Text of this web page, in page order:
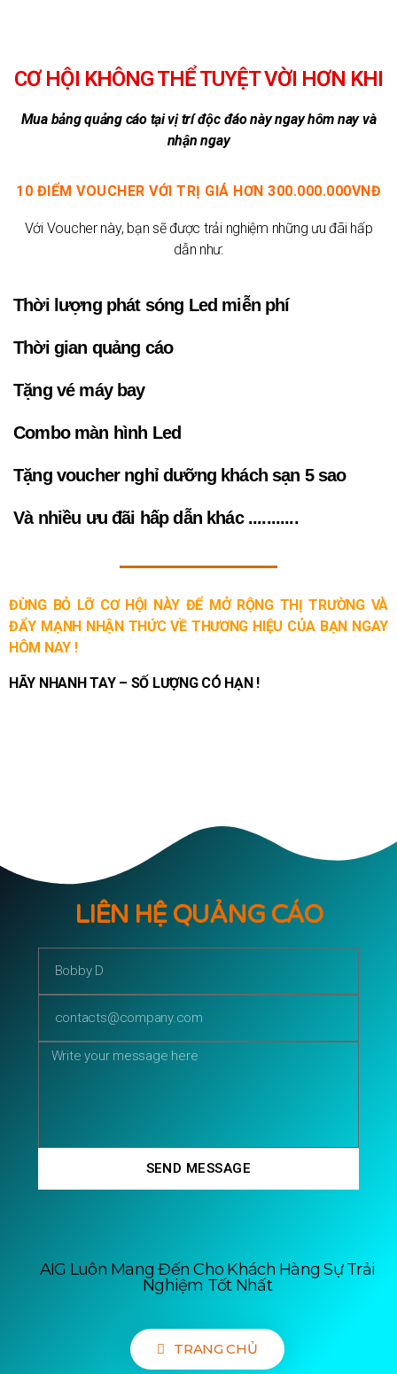
CƠ HỘI KHÔNG THỂ TUYỆT VỜI HƠN KHI
Mua bảng quảng cáo tại vị trí độc đáo này ngay hôm nay và
nhận ngay
10 ĐIỂM VOUCHER VỚI TRỊ GIÁ HƠN 300.000.000VNĐ
Với Voucher này, bạn sẽ được trải nghiệm những ưu đãi hấp
dẫn như:
Thời lượng phát sóng Led miễn phí
Thời gian quảng cáo
Tặng vé máy bay
Combo màn hình Led
Tặng voucher nghỉ dưỡng khách sạn 5 sao
Và nhiều ưu đãi hấp dẫn khác ...........
ĐỪNG BỎ LỠ CƠ HỘI NÀY ĐỂ MỞ RỘNG THỊ TRƯỜNG VÀ
ĐẨY MẠNH NHẬN THỨC VỀ THƯƠNG HIỆU CỦA BẠN NGAY
HÔM NAY !
HÃY NHANH TAY – SỐ LƯỢNG CÓ HẠN !
LIÊN HỆ QUẢNG CÁO
SEND MESSAGE
AIG Luôn Mang Đến Cho Khách Hàng Sự Trải
Nghiệm Tốt Nhất
TRANG CHỦ